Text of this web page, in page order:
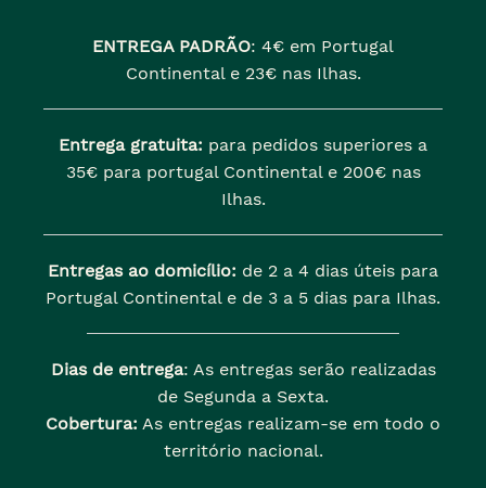
ENTREGA PADRÃO: 4€ em Portugal
Continental e 23€ nas Ilhas.
Entrega gratuita: para pedidos superiores a
35€ para portugal Continental e 200€ nas
Ilhas.
Entregas ao domicílio: de 2 a 4 dias úteis para
Portugal Continental e de 3 a 5 dias para Ilhas.
Dias de entrega: As entregas serão realizadas
de Segunda a Sexta.
Cobertura: As entregas realizam-se em todo o
território nacional.